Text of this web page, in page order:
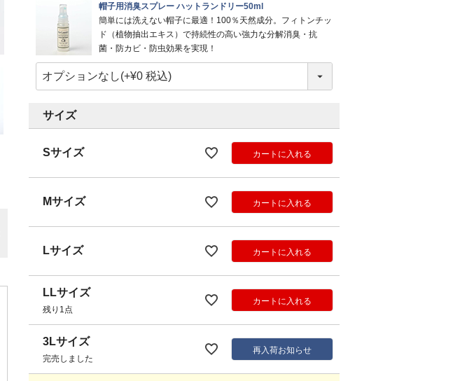
帽子用消臭スプレー ハットランドリー50ml
簡単には洗えない帽子に最適！100％天然成分。フィトンチッ
ド（植物抽出エキス）で持続性の高い強力な分解消臭・抗
菌・防カビ・防虫効果を実現！
サイズ
Sサイズ カートに入れる
Mサイズ カートに入れる
Lサイズ カートに入れる
LLサイズ
残り1点
カートに入れる
3Lサイズ
完売しました
再入荷お知らせ